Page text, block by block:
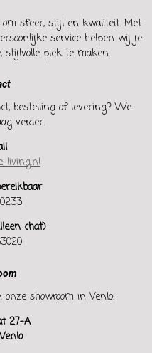
sfeer, stijl en kwaliteit. Met
service helpen wij je
plek te maken.
bestelling of levering? We
verder.
living.nl
chat)
showroom in Venlo:
27-A